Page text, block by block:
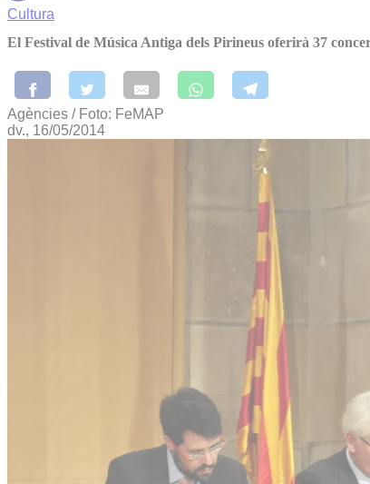
Cultura
El Festival de Música Antiga dels Pirineus oferirà 37
Agències / Foto: FeMAP
dv., 16/05/2014